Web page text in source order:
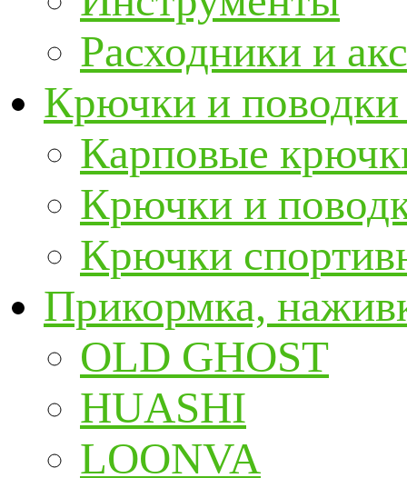
Расходники и
Крючки и
Карповые
Крючки и
Крючки
Прикормка,
OLD GHOST
HUASHI
LOONVA